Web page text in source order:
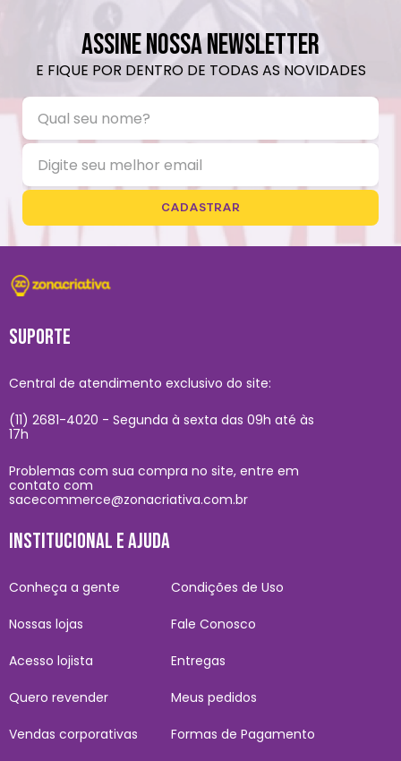
ASSINE NOSSA NEWSLETTER
E FIQUE POR DENTRO DE TODAS AS NOVIDADES
CADASTRAR
SUPORTE
Central de atendimento exclusivo do site:
(11) 2681-4020 - Segunda à sexta das 09h até às
17h
Problemas com sua compra no site, entre em
contato com
sacecommerce@zonacriativa.com.br
INSTITUCIONAL E AJUDA
Conheça a gente
Nossas lojas
Acesso lojista
Quero revender
Vendas corporativas
Condições de Uso
Fale Conosco
Entregas
Meus pedidos
Formas de Pagamento